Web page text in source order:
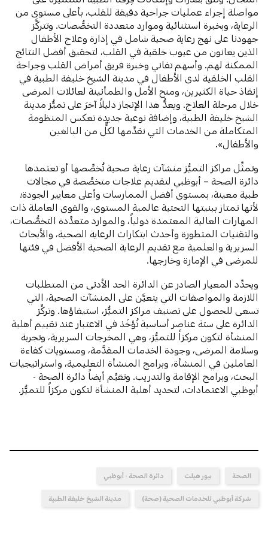
مواصلة إجراء عمليات جراحية دقيقة للقلب، بأعلى مستوى من
الرعاية، وبخبرة استثنائية وموارد متعددة التخصُّصات. وتتركَّز
جهودنا على نهج رعاية صحية شامل في إدارة وعلاج الأطفال
الذين يعانون من عيوب خلقية في القلب، لتحقيق أفضل النتائج
الممكنة لهم. وأسهم تفاني وخبرة فريق أمراض القلب وجراحة
القلب الخلقية لدى الأطفال في مدينة الشيخ خليفة الطبية في
إنقاذ حياة الكثيرين، ومنح الأمل والطمأنينة لعائلات المرضى
خلال مرحلة العلاج. ويعدُّ هذا الإنجاز دليلاً آخرَ على تميُّز مدينة
الشيخ خليفة الطبية، وإضافة نوعية جديدة تعكس المنظومة
المتكاملة من الخدمات التي نقدِّمها لكلٍّ من البالغين
والأطفال».
وتمثِّل مراكز التميُّز منشآت رعاية صحية تُخصِّصها أو تعتمدها
دائرة الصحة – أبوظبي لتقديم علاجات متخصِّصة في مجالات
طبية معينة، بمستوى أفضل الممارسات وأعلى معايير الجودة؛
لأنها تمتاز ببنيتها التحتية عالمية المستوى، والقوى العاملة ذات
المهارات العالية المعتمدة دولياً، والموارد متعدِّدة التخصُّصات،
والتقنيات المتطورة وأحدث ابتكارات الرعاية الصحية، والأبحاث
السريرية والعلمية مع تقديم الرعاية الصحية الأفضل في فئتها
للمرضى في الإمارة وخارجها.
ويحدِّد المعيار الصادر عن الدائرة الحد الأدنى من المتطلبات
اللازمة والمواصفات التي يتعيَّن على المنشآت الصحية، التي
تسعى للحصول على تصنيف مراكز التميُّز، استيفاؤها. وتركِّز
الدائرة على ستة عناصر أساسية تُؤخَذ في الاعتبار عند تقييم أهلية
المنشأة لتكون مركزاً للتميُّز، وهي المخرجات السريرية، وتجربة
وسلامة المرضى، وجودة الخدمات المقدَّمة، ومستويات كفاءة
العاملين في المنشأة، وبرامج المنشأة التعليمية، واستراتيجيات
البحث، وبرامج الإقامة والتدريب. وتقيِّم أيضاً دائرة الصحة -
أبوظبي الاعتمادات، لتحديد أهلية المنشأة لتكون مركزاً للتميُّز.
الصحة بيور هيلث دائرة الصحة - أبوظبي
شركة أبوظبي للخدمات الصحية (صحة) مدينة الشيخ خليفة الطبية